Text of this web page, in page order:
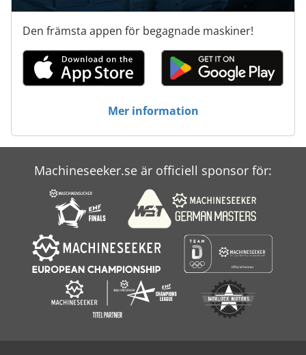
Hbs 470
Hueller Hille Nbh 290
Kobelco Sk 007
Takeuchi Tb 070
Takeuchi Tb 285
Takeuchi Tl 230
Den främsta appen för begagnade maskiner!
Mer information
Machineseeker.se är officiell sponsor för: